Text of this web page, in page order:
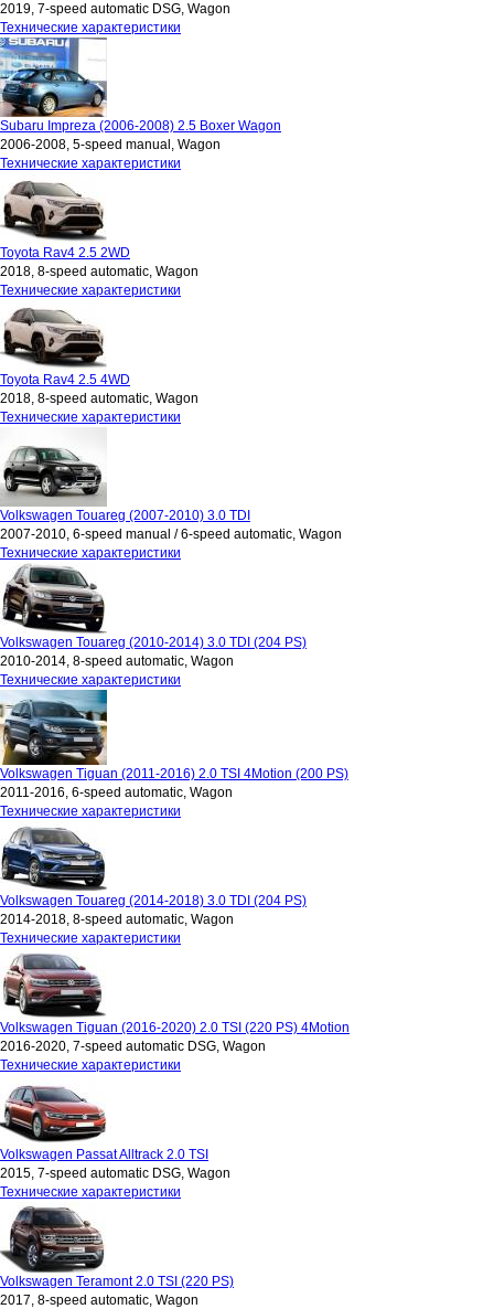
2019, 7-speed automatic DSG, Wagon
Технические характеристики
Subaru Impreza (2006-2008) 2.5 Boxer Wagon
2006-2008, 5-speed manual, Wagon
Технические характеристики
Toyota Rav4 2.5 2WD
2018, 8-speed automatic, Wagon
Технические характеристики
Toyota Rav4 2.5 4WD
2018, 8-speed automatic, Wagon
Технические характеристики
Volkswagen Touareg (2007-2010) 3.0 TDI
2007-2010, 6-speed manual / 6-speed automatic, Wagon
Технические характеристики
Volkswagen Touareg (2010-2014) 3.0 TDI (204 PS)
2010-2014, 8-speed automatic, Wagon
Технические характеристики
Volkswagen Tiguan (2011-2016) 2.0 TSI 4Motion (200 PS)
2011-2016, 6-speed automatic, Wagon
Технические характеристики
Volkswagen Touareg (2014-2018) 3.0 TDI (204 PS)
2014-2018, 8-speed automatic, Wagon
Технические характеристики
Volkswagen Tiguan (2016-2020) 2.0 TSI (220 PS) 4Motion
2016-2020, 7-speed automatic DSG, Wagon
Технические характеристики
Volkswagen Passat Alltrack 2.0 TSI
2015, 7-speed automatic DSG, Wagon
Технические характеристики
Volkswagen Teramont 2.0 TSI (220 PS)
2017, 8-speed automatic, Wagon